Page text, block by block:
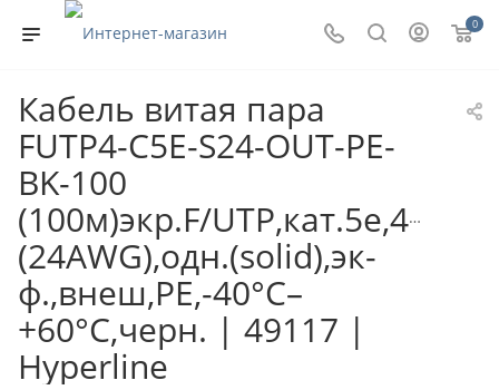
0
Кабель витая пара
FUTP4-C5E-S24-OUT-PE-
BK-100
(100м)экр.F/UTP,кат.5e,4п.
(24AWG),одн.(solid),эк-
ф.,внеш,PE,-40°C–
+60°C,черн. | 49117 |
Hyperline